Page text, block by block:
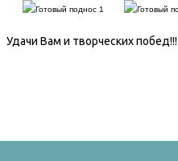
Удачи Вам и творческих побед!!!